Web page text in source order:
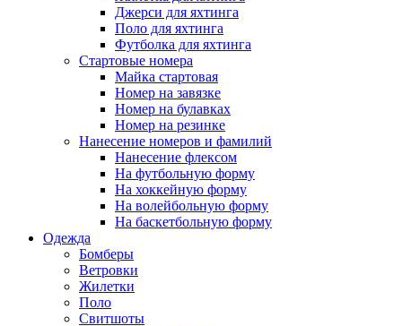
Джерси для яхтинга
Поло для яхтинга
Футболка для яхтинга
Стартовые номера
Майка стартовая
Номер на завязке
Номер на булавках
Номер на резинке
Нанесение номеров и фамилий
Нанесение флексом
На футбольную форму
На хоккейную форму
На волейбольную форму
На баскетбольную форму
Одежда
Бомберы
Ветровки
Жилетки
Поло
Свитшоты